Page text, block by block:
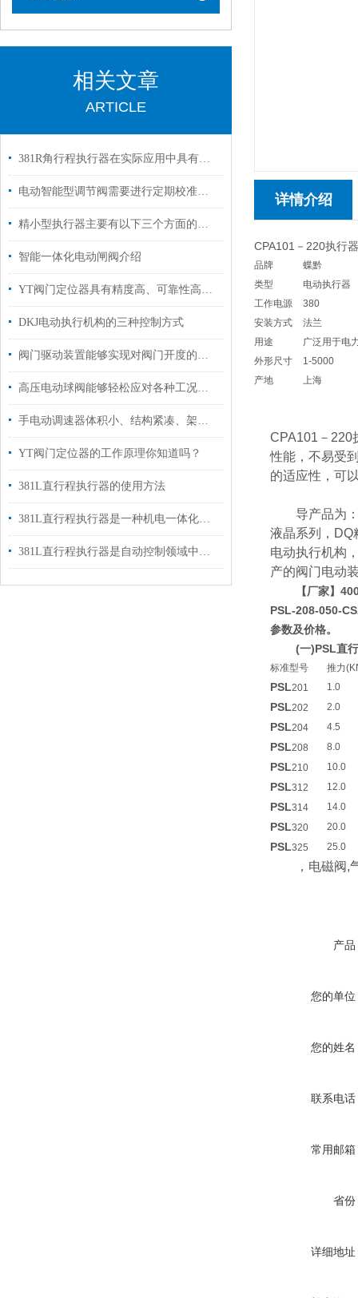
相关文章
ARTICLE
381R角行程执行器在实际应用中具有重要的意义
电动智能型调节阀需要进行定期校准和调试
精小型执行器主要有以下三个方面的特点
智能一体化电动闸阀介绍
YT阀门定位器具有精度高、可靠性高等优点
DKJ电动执行机构的三种控制方式
阀门驱动装置能够实现对阀门开度的准确控制
高压电动球阀能够轻松应对各种工况条件
手电动调速器体积小、结构紧凑、架构合理
YT阀门定位器的工作原理你知道吗？
381L直行程执行器的使用方法
381L直行程执行器是一种机电一体化装置
381L直行程执行器是自动控制领域中常用的机电一体化器件
详情介绍
CPA101－220执行
品牌
蝶黔
类型
电动执行器
工作电源
380
安装方式
法兰
用途
广泛用于电
外形尺寸
1-5000
产地
上海
CPA101－220
性能，不易受
的适应性，可
导产品为：
液晶系列，DQ
电动执行机构
产的阀门电动
【厂家】
PSL-208-050-
参数及价格。
(一)PSL直
标准型号 推力
PSL201 1.0
PSL202 2.0
PSL204 4.5
PSL208 8.0
PSL210 10.0
PSL312 12.0
PSL314 14.0
PSL320 20.0
PSL325 25.0
，电磁阀,气
产品
您的单位
您的姓名
联系电话
常用邮箱
省份
详细地址